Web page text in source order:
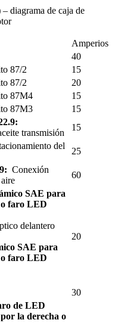
diagrama de caja de
Amperios
40
87/2
15
87/2
20
87M4
15
87M3
15
transmisión
15
del
25
Conexión
60
SAE para
faro LED
delantero
SAE para
faro LED
20
30
de LED
la derecha o